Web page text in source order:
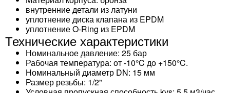
внутренние детали из латуни
уплотнение диска клапана из EPDM
уплотнение O-Ring из EPDM
Технические характеристики
Номинальное давление: 25 бар
Рабочая температура: от -10°C до +150°C.
Номинальный диаметр DN: 15 мм
Размер резьбы: 1/2"